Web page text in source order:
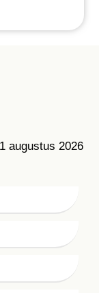
augustus 2026